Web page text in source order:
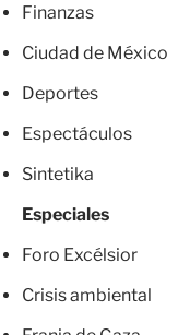
Finanzas
Ciudad de México
Deportes
Espectáculos
Sintetika
Especiales
Foro Excélsior
Crisis ambiental